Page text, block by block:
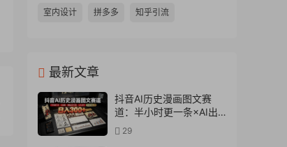
室内设计 拼多多 知乎引流
最新文章
抖音AI历史漫画图文赛
道：半小时更一条×AI出
图×邪修过伙伴计划×日入
300+，零成本快速入局
29